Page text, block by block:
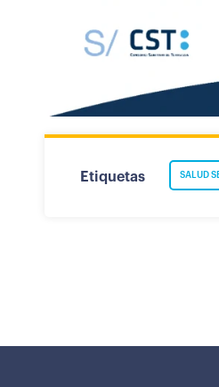
Etiquetas SALUD